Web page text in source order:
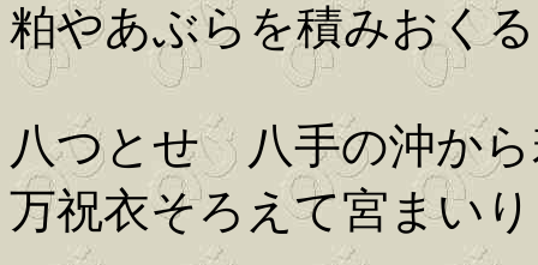
粕やあぶらを積みおく
八つとせ 八手の沖から
万祝衣そろえて宮まい